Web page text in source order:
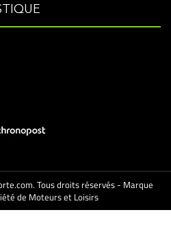
Tous droits réservés - Marque
de Moteurs et Loisirs